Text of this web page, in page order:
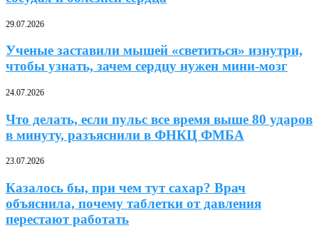
29.07.2026
Ученые заставили мышей «светиться» изнутри,
чтобы узнать, зачем сердцу нужен мини-мозг
24.07.2026
Что делать, если пульс все время выше 80 ударов
в минуту, разъяснили в ФНКЦ ФМБА
23.07.2026
Казалось бы, при чем тут сахар? Врач
объяснила, почему таблетки от давления
перестают работать